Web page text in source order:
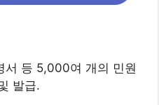
서 등 5,000여 개의 민원
발급.